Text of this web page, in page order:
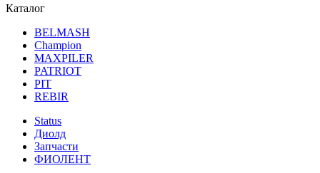
Каталог
BELMASH
Champion
MAXPILER
PATRIOT
PIT
REBIR
Status
Диолд
Запчасти
ФИОЛЕНТ